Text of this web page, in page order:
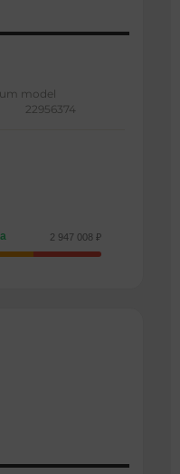
model
22956374
2 947 008 ₽